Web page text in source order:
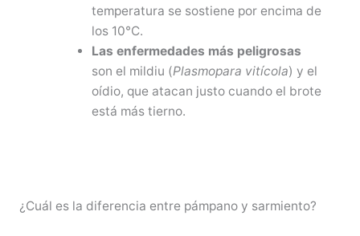
temperatura se sostiene por encima de
los 10°C.
Las enfermedades más peligrosas
son el mildiu (Plasmopara vitícola) y el
oídio, que atacan justo cuando el brote
está más tierno.
¿Cuál es la diferencia entre pámpano y sarmiento?